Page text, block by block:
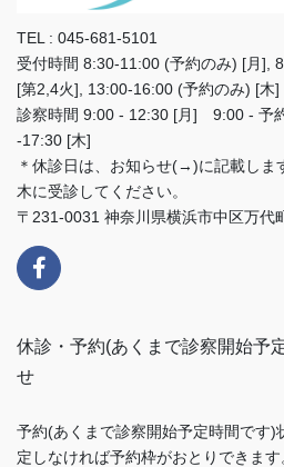
TEL : 045-681-5101
受付時間 8:30-11:00 (予約のみ) [月],
[第2,4火], 13:00-16:00 (予約のみ) [木]
診察時間 9:00 - 12:30 [月] 9:00 - 予
-17:30 [木]
＊休診日は、お知らせ(→)に記載しま
木に受診してください。
〒231-0031 神奈川県横浜市中区万代
休診・予約(あくまで診察開始予
せ
予約(あくまで診察開始予定時間です
定しなければ予約枠がおとりできま